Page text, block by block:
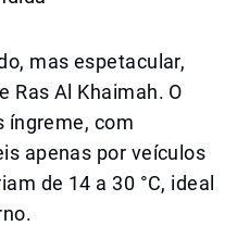
mas espetacular,
Ras Al Khaimah. O
íngreme, com
apenas por veículos
de 14 a 30 °C, ideal